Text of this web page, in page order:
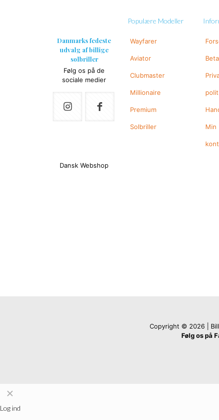
Danmarks fedeste
udvalg af billige
solbriller
Følg os på de
sociale medier
Dansk Webshop
Populære Modeller
Wayfarer
Aviator
Clubmaster
Millionaire
Premium
Solbriller Min
Copyright © 2026 |
Følg os på
✕
Log ind